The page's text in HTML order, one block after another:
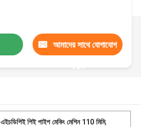
আমাদের সাথে যোগাযোগ
করুন
এইচডিপিই পিই পাইপ মেকিং মেশিন 110 মিমি,